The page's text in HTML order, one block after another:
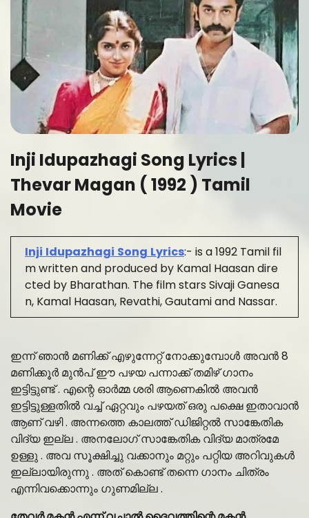
Inji Idupazhagi Song Lyrics |
Thevar Magan ( 1992 ) Tamil
Movie
Inji Idupazhagi Song Lyrics:- is a 1992 Tamil fil
m written and produced by Kamal Haasan dire
cted by Bharathan. The film stars Sivaji Ganesa
n, Kamal Haasan, Revathi, Gautami and Nassar.
ഇന്ന് ഞാൻ മണിക്ക് എഴുന്നേറ്റ് നോക്കുമ്പോൾ അവൻ 8
മണിക്കൂർ മുൻപ് ഈ പഴയ പന്നാക്ക് തമിഴ് ഗാനം
ഇട്ടിട്ടുണ്ട് . എന്റെ ഓർമ്മ ശരി ആണെകിൽ അവൻ
ഇട്ടിട്ടുള്ളതിൽ വച്ച് ഏറ്റവും പഴയത് ഒരു പക്ഷെ ഇതാവാൻ
ആണ് വഴി . അന്നത്തെ കാലത്ത് ഡിജിറ്റൽ സാങ്കേതിക
വിദ്യ ഇല്ല . അനലോഗ് സാങ്കേതിക വിദ്യ മാത്രമേ
ഉള്ളു . അവ സൂക്ഷിച്ചു വക്കാനും മറ്റും പറ്റിയ അറിവുകൾ
ഇല്ലായിരുന്നു . അത് കൊണ്ട് തന്നെ ഗാനം ചിത്രം
എന്നിവക്കൊന്നും ഗുണമില്ല .